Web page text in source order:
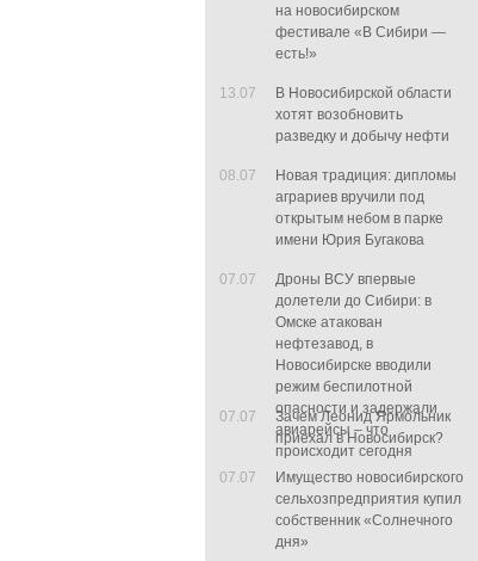
на новосибирском
фестивале «В Сибири —
есть!»
13.07
В Новосибирской области
хотят возобновить
разведку и добычу нефти
08.07
Новая традиция: дипломы
аграриев вручили под
открытым небом в парке
имени Юрия Бугакова
07.07
Дроны ВСУ впервые
долетели до Сибири: в
Омске атакован
нефтезавод, в
Новосибирске вводили
режим беспилотной
опасности и задержали
авиарейсы – что
происходит сегодня
07.07
Зачем Леонид Ярмольник
приехал в Новосибирск?
07.07
Имущество новосибирского
сельхозпредприятия купил
собственник «Солнечного
дня»